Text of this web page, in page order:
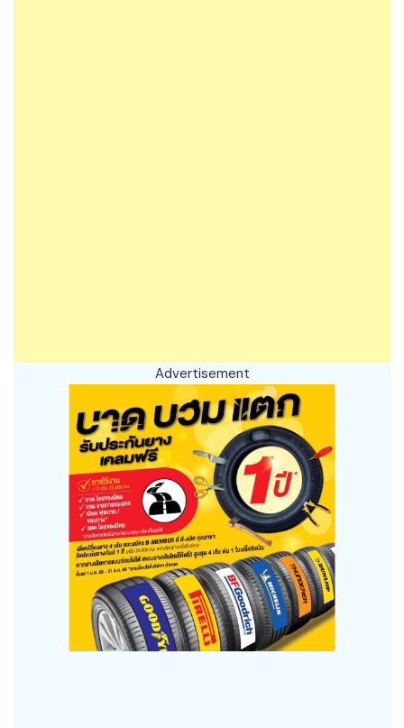
Advertisement